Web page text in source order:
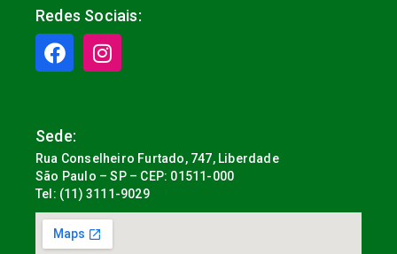
Redes Sociais:
Sede:
Rua Conselheiro Furtado, 747, Liberdade
São Paulo – SP – CEP: 01511-000
Tel: (11) 3111-9029